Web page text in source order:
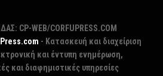
CP-WEB/CORFUPRESS.COM
- Κατασκευή και διαχείριση
και έντυπη ενημέρωση,
και διαφημιστικές υπηρεσίες